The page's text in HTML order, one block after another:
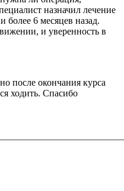
назначил лечение
6 месяцев назад.
и уверенность в
после окончания курса
ходить. Спасибо